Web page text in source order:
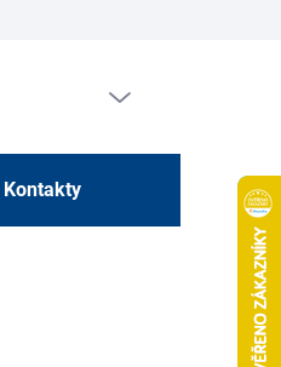
Kontakty